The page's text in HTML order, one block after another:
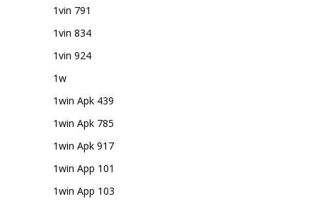
1vin 791
1vin 834
1vin 924
1w
1win Apk 439
1win Apk 785
1win Apk 917
1win App 101
1win App 103